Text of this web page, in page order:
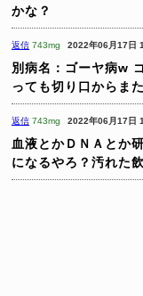
かな？
返信 743mg 2022年06月17日
別病名：ゴーヤ病w
っても切り口からま
返信 743mg 2022年06月17日
血液とかＤＮＡとか
になるやろ？汚れた